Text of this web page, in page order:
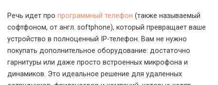
Речь идет про программный телефон (также называемый
софтфоном, от англ. softphone), который превращает ваше
устройство в полноценный IP-телефон. Вам не нужно
покупать дополнительное оборудование: достаточно
гарнитуры или даже просто встроенных микрофона и
динамиков. Это идеальное решение для удаленных